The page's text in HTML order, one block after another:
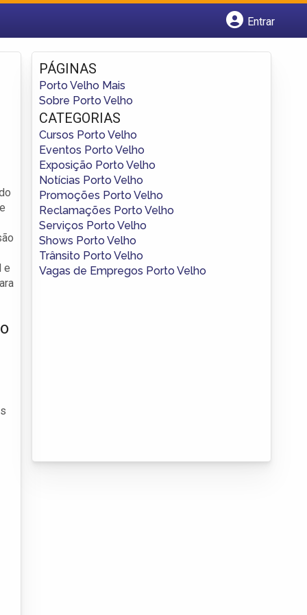
Entrar
Fazer login
Criar conta
e
PÁGINAS
Porto Velho Mais
Sobre Porto Velho
CATEGORIAS
Cursos Porto Velho
Eventos Porto Velho
Exposição Porto Velho
Notícias Porto Velho
Promoções Porto Velho
Reclamações Porto Velho
Serviços Porto Velho
Shows Porto Velho
Trânsito Porto Velho
Vagas de Empregos Porto Velho